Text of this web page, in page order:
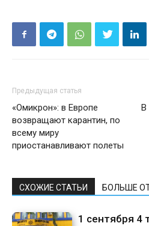
Предыдущая статья
«Омикрон»: в Европе
возвращают карантин, по
всему миру
приостанавливают полеты
В
СХОЖИЕ СТАТЬИ БОЛЬШЕ
1 сентября 4